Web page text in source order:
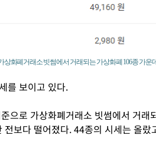
상화폐거래소 빗썸에서 거래되는 가상화폐 106종 가운
를 보이고 있다.
으로 가상화폐거래소 빗썸에서 거래
보다 떨어졌다. 44종의 시세는 올